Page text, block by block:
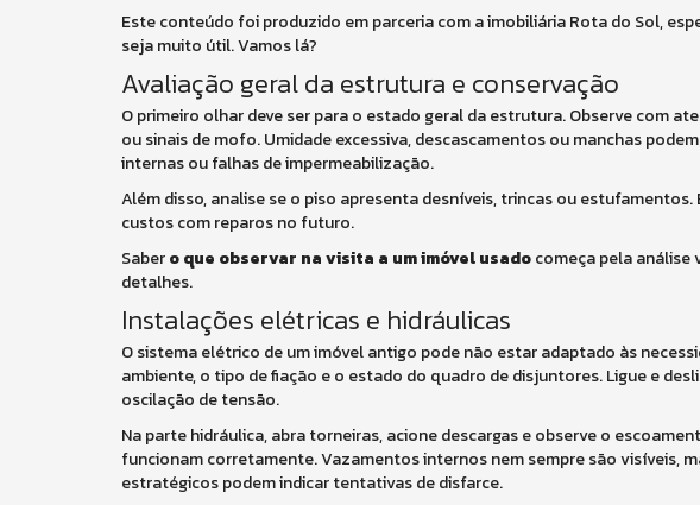
Este conteúdo foi produzido em parceria com a imobiliária Rota do Sol,
seja muito útil. Vamos lá?
Avaliação geral da estrutura e conservação
O primeiro olhar deve ser para o estado geral da estrutura. Observe com
ou sinais de mofo. Umidade excessiva, descascamentos ou manchas
internas ou falhas de impermeabilização.
Além disso, analise se o piso apresenta desníveis, trincas ou
custos com reparos no futuro.
Sabero que observar na visita a um imóvel usadocomeça pela análise
detalhes.
Instalações elétricas e hidráulicas
O sistema elétrico de um imóvel antigo pode não estar adaptado às
ambiente, o tipo de fiação e o estado do quadro de disjuntores. Ligue e
oscilação de tensão.
Na parte hidráulica, abra torneiras, acione descargas e observe o
funcionam corretamente. Vazamentos internos nem sempre são visíveis,
estratégicos podem indicar tentativas de disfarce.